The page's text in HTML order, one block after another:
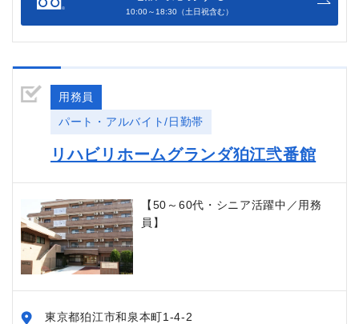
10:00～18:30（土日祝含む）
用務員
パート・アルバイト/日勤帯
リハビリホームグランダ狛江弐番館
【50～60代・シニア活躍中／用務
員】
東京都狛江市和泉本町1-4-2